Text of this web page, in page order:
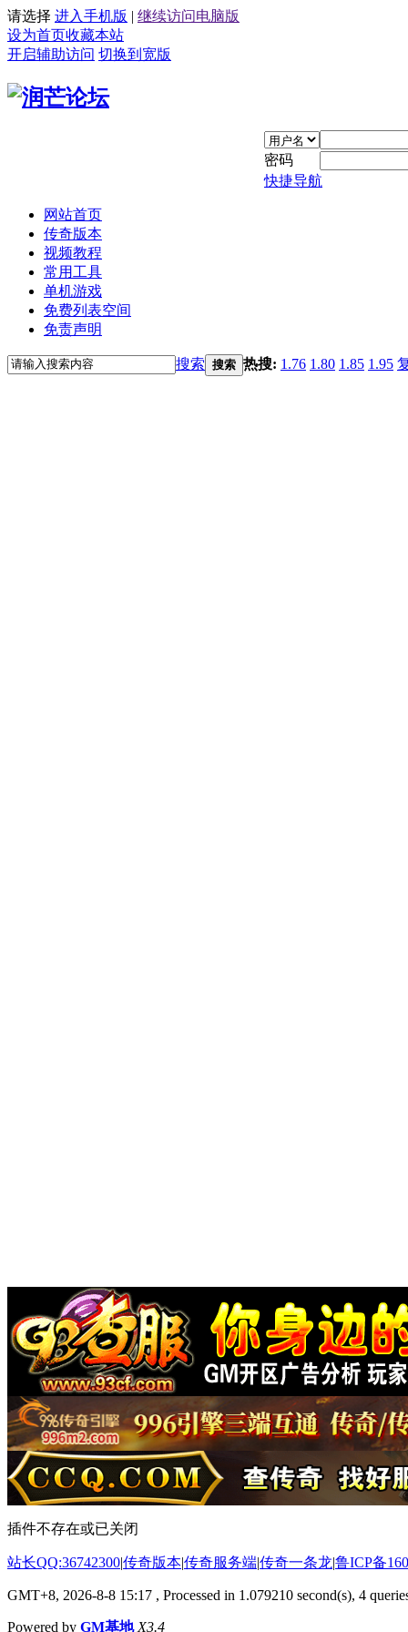
请选择 进入手机版 | 继续访问电脑版
设为首页收藏本站
开启辅助访问 切换到宽版
密码
快捷导航
网站首页
传奇版本
视频教程
常用工具
单机游戏
免费列表空间
免责声明
搜索 搜索 热搜: 1.76 1.80 1.85 1.95
插件不存在或已关闭
站长QQ:36742300|传奇版本|传奇服务端|传奇一条龙|鲁ICP备
GMT+8, 2026-8-8 15:17 , Processed in 1.079210 second(s), 4
Powered by GM基地 X3.4